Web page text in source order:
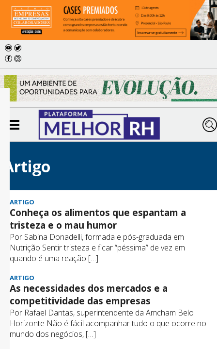
Artigo
ARTIGO
Conheça os alimentos que espantam a
tristeza e o mau humor
Por Sabina Donadelli, formada e pós-graduada em
Nutrição Sentir tristeza e ficar “péssima” de vez em
quando é uma reação […]
ARTIGO
As necessidades dos mercados e a
competitividade das empresas
Por Rafael Dantas, superintendente da Amcham Belo
Horizonte Não é fácil acompanhar tudo o que ocorre no
mundo dos negócios, […]